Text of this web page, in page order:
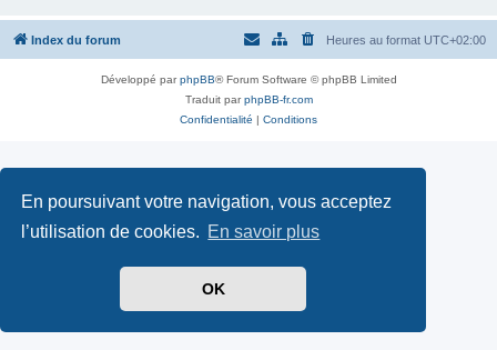
En poursuivant votre navigation, vous acceptez
l’utilisation de cookies. En savoir plus
OK
Index du forum Heures au format UTC+02:00
Développé parphpBB® Forum Software © phpBB Limited
Traduit parphpBB-fr.com
Confidentialité | Conditions